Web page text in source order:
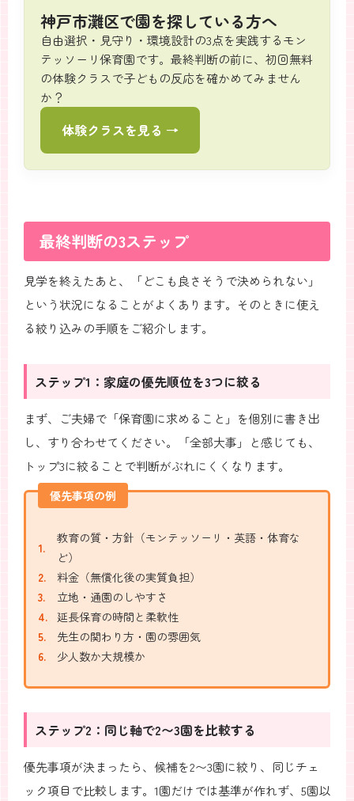
神戸市灘区で園を探している方へ
自由選択・見守り・環境設計の3点を実践するモン
テッソーリ保育園です。最終判断の前に、初回無料
の体験クラスで子どもの反応を確かめてみません
か？
体験クラスを見る →
最終判断の3ステップ
見学を終えたあと、「どこも良さそうで決められない」
という状況になることがよくあります。そのときに使え
る絞り込みの手順をご紹介します。
ステップ1：家庭の優先順位を3つに絞る
まず、ご夫婦で「保育園に求めること」を個別に書き出
し、すり合わせてください。「全部大事」と感じても、
トップ3に絞ることで判断がぶれにくくなります。
優先事項の例
教育の質・方針（モンテッソーリ・英語・体育な
ど）
料金（無償化後の実質負担）
立地・通園のしやすさ
延長保育の時間と柔軟性
先生の関わり方・園の雰囲気
少人数か大規模か
ステップ2：同じ軸で2〜3園を比較する
優先事項が決まったら、候補を2〜3園に絞り、同じチェ
ック項目で比較します。1園だけでは基準が作れず、5園以